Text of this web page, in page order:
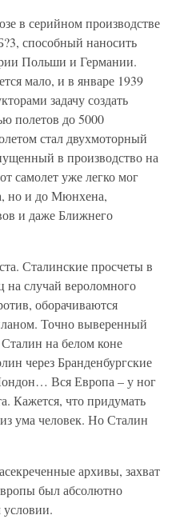
в серийном производстве
способный наносить
Польши и Германии.
мало, и в январе 1939
задачу создать
полетов до 5000
стал двухмоторный
в производство на
самолет уже легко мог
но и до Мюнхена,
и даже Ближнего
Сталинские просчеты в
на случай вероломного
оборачиваются
Точно выверенный
на белом коне
через Бранденбургские
Вся Европа – у ног
Кажется, что придумать
ума человек. Но Сталин
архивы, захват
был абсолютно